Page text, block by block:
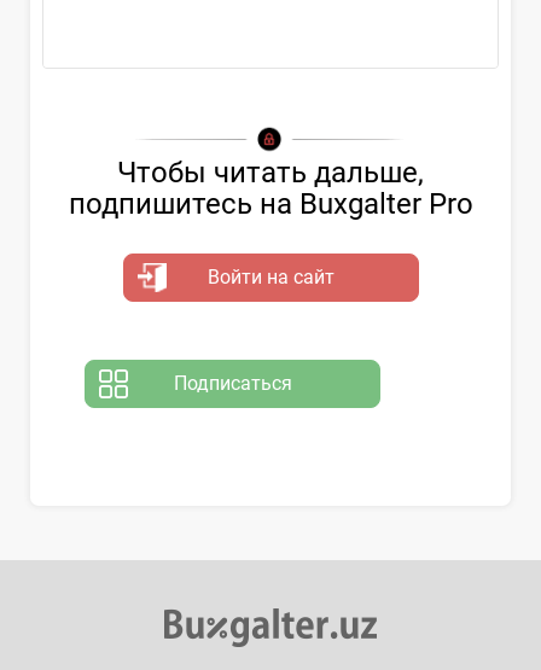
Чтобы читать дальше,
подпишитесь на Buxgalter Pro
Войти на сайт
Подписаться